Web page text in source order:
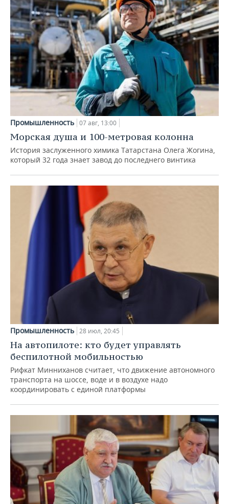
Промышленность 07 авг, 13:00
Морская душа и 100-метровая колонна
История заслуженного химика Татарстана Олега Жогина,
который 32 года знает завод до последнего винтика
Промышленность 28 июл, 20:45
На автопилоте: кто будет управлять
беспилотной мобильностью
Рифкат Минниханов считает, что движение автономного
транспорта на шоссе, воде и в воздухе надо
координировать с единой платформы